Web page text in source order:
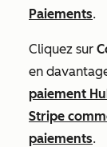
Paiements.
Cliquez sur
en
paiement
Stripe
paiements.